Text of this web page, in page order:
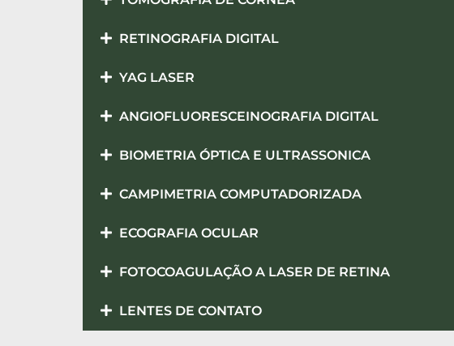
RETINOGRAFIA DIGITAL
YAG LASER
ANGIOFLUORESCEINOGRAFIA DIGITAL
BIOMETRIA ÓPTICA E ULTRASSONICA
CAMPIMETRIA COMPUTADORIZADA
ECOGRAFIA OCULAR
FOTOCOAGULAÇÃO A LASER DE RETINA
LENTES DE CONTATO